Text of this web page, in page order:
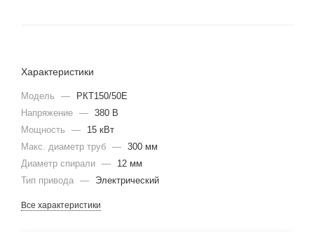
Характеристики
Модель —
РКТ150/50E
Напряжение — 380 В
Мощность
—
15 кВт
Макс. диаметр труб — 300 мм
Диаметр спирали —
12 мм
Тип привода — Электрический
Все характеристики